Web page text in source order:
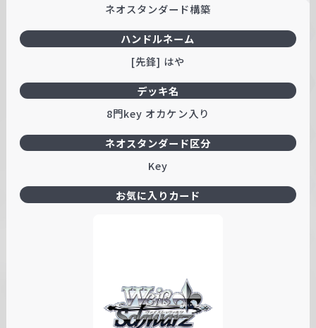
ハンドルネーム
[先鋒] はや
デッキ名
8門key オカケン入り
ネオスタンダード構築
ネオスタンダード区分
Key
お気に入りカード